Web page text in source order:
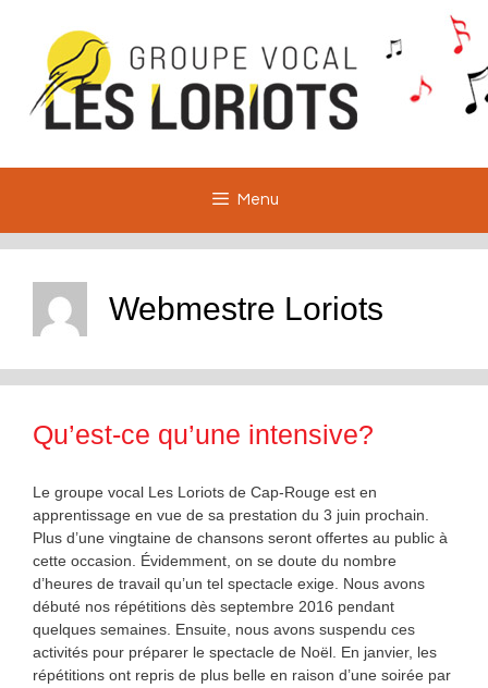
contenu
Menu
Webmestre Loriots
Qu’est-ce qu’une intensive?
Le groupe vocal Les Loriots de Cap-Rouge est en
apprentissage en vue de sa prestation du 3 juin prochain.
Plus d’une vingtaine de chansons seront offertes au public à
cette occasion. Évidemment, on se doute du nombre
d’heures de travail qu’un tel spectacle exige. Nous avons
débuté nos répétitions dès septembre 2016 pendant
quelques semaines. Ensuite, nous avons suspendu ces
activités pour préparer le spectacle de Noël. En janvier, les
répétitions ont repris de plus belle en raison d’une soirée par